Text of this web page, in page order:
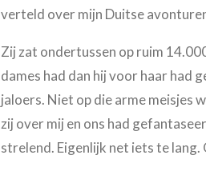
verteld over mijn Duitse
Zij zat ondertussen op ruim
dames had dan hij voor haar
jaloers. Niet op die arme meisjes
zij over mij en ons had
strelend. Eigenlijk net iets te